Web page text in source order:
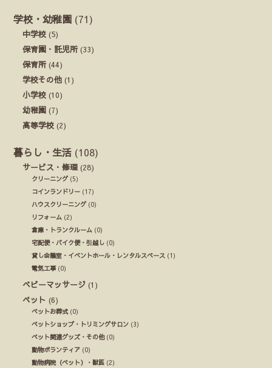
学校・幼稚園 (71)
中学校 (5)
保育園・託児所(33)
保育所(44)
学校その他 (1)
小学校 (10)
幼稚園 (7)
高等学校 (2)
暮らし・生活 (108)
サービス・修理 (28)
クリーニング(5)
コインランドリー (17)
ハウスクリーニング(0)
リフォーム (2)
倉庫・トランクルーム (0)
宅配便・バイク便・引越し (0)
貸し会議室・イベントホール・レンタルスペース (1)
電気工事(0)
ベビーマッサージ (1)
ペット (6)
ペットお葬式(0)
ペットショップ・トリミングサロン (3)
ペット関連グッズ・その他(0)
動物ボランティア (0)
動物病院（ペット）・獣医 (2)